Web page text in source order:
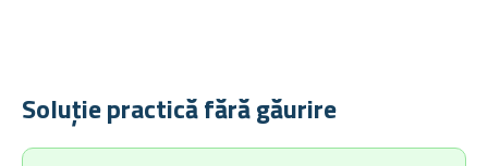
Soluție practică fără găurire